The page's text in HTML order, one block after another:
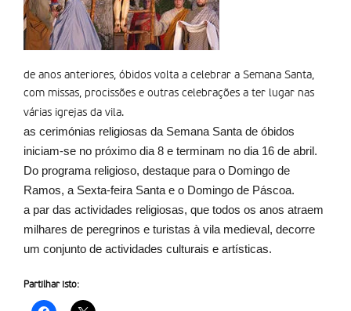
de anos anteriores, óbidos volta a celebrar a Semana Santa,
com missas, procissões e outras celebrações a ter lugar nas
várias igrejas da vila.
as cerimónias religiosas da Semana Santa de óbidos
iniciam-se no próximo dia 8 e terminam no dia 16 de abril.
Do programa religioso, destaque para o Domingo de
Ramos, a Sexta-feira Santa e o Domingo de Páscoa.
a par das actividades religiosas, que todos os anos atraem
milhares de peregrinos e turistas à vila medieval, decorre
um conjunto de actividades culturais e artí­sticas.
Partilhar isto: